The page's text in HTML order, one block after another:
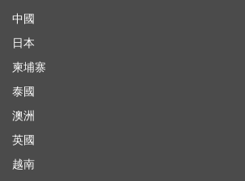
中國
日本
柬埔寨
泰國
澳洲
英國
越南